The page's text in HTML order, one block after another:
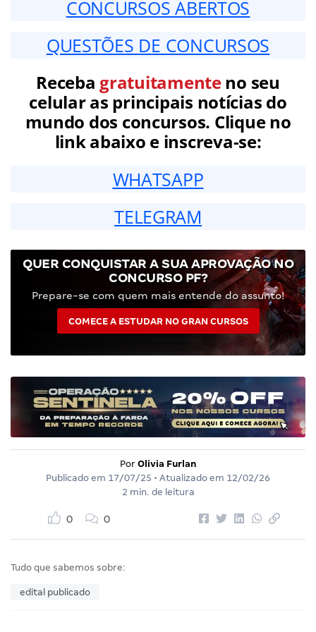
CONCURSOS ABERTOS
QUESTÕES DE CONCURSOS
Receba gratuitamenteno seu
celular as principais notícias do
mundo dos concursos. Clique no
link abaixo e inscreva-se:
WHATSAPP
TELEGRAM
QUER CONQUISTAR A SUA APROVAÇÃO NO
CONCURSO PF?
Prepare-se com quem mais entende do assunto!
COMECE A ESTUDAR NO GRAN CURSOS
Por Olivia Furlan
Publicado em 17/07/25 • Atualizado em 12/02/26
2 min. de leitura
0 0
Tudo que sabemos sobre:
edital publicado